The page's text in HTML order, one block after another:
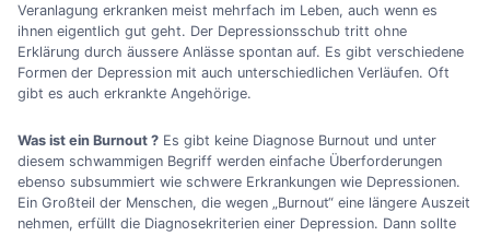
Veranlagung erkranken meist mehrfach im Leben, auch wenn es
ihnen eigentlich gut geht. Der Depressionsschub tritt ohne
Erklärung durch äussere Anlässe spontan auf. Es gibt verschiedene
Formen der Depression mit auch unterschiedlichen Verläufen. Oft
gibt es auch erkrankte Angehörige.
Was ist ein Burnout ? Es gibt keine Diagnose Burnout und unter
diesem schwammigen Begriff werden einfache Überforderungen
ebenso subsummiert wie schwere Erkrankungen wie Depressionen.
Ein Großteil der Menschen, die wegen „Burnout“ eine längere Auszeit
nehmen, erfüllt die Diagnosekriterien einer Depression. Dann sollte